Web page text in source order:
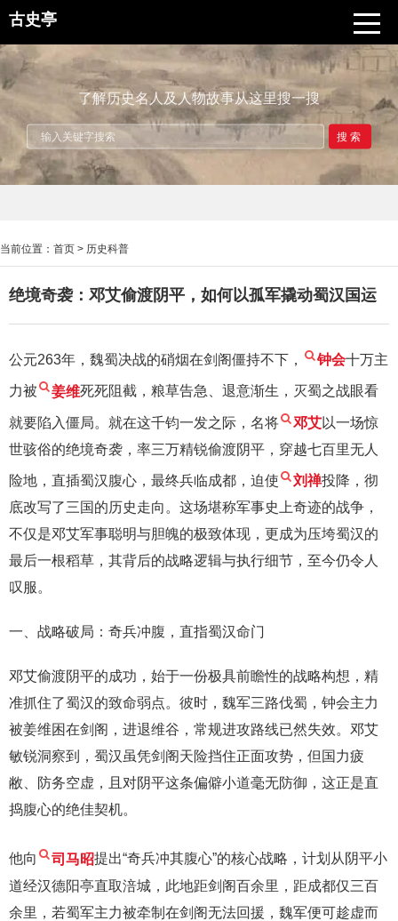
古史亭
了解历史名人及人物故事从这里搜一搜
搜索
当前位置： 首页 > 历史科普
绝境奇袭：邓艾偷渡阴平，如何以孤军撬动蜀汉国运
公元263年，魏蜀决战的硝烟在剑阁僵持不下， 钟会十万主
力被 姜维死死阻截，粮草告急、退意渐生，灭蜀之战眼看
就要陷入僵局。就在这千钧一发之际，名将 邓艾以一场惊
世骇俗的绝境奇袭，率三万精锐偷渡阴平，穿越七百里无人
险地，直插蜀汉腹心，最终兵临成都，迫使 刘禅投降，彻
底改写了三国的历史走向。这场堪称军事史上奇迹的战争，
不仅是邓艾军事聪明与胆魄的极致体现，更成为压垮蜀汉的
最后一根稻草，其背后的战略逻辑与执行细节，至今仍令人
叹服。
一、战略破局：奇兵冲腹，直指蜀汉命门
邓艾偷渡阴平的成功，始于一份极具前瞻性的战略构想，精
准抓住了蜀汉的致命弱点。彼时，魏军三路伐蜀，钟会主力
被姜维困在剑阁，进退维谷，常规进攻路线已然失效。邓艾
敏锐洞察到，蜀汉虽凭剑阁天险挡住正面攻势，但国力疲
敝、防务空虚，且对阴平这条偏僻小道毫无防御，这正是直
捣腹心的绝佳契机。
他向 司马昭提出“奇兵冲其腹心”的核心战略，计划从阴平小
道经汉德阳亭直取涪城，此地距剑阁百余里，距成都仅三百
余里，若蜀军主力被牵制在剑阁无法回援，魏军便可趁虚而